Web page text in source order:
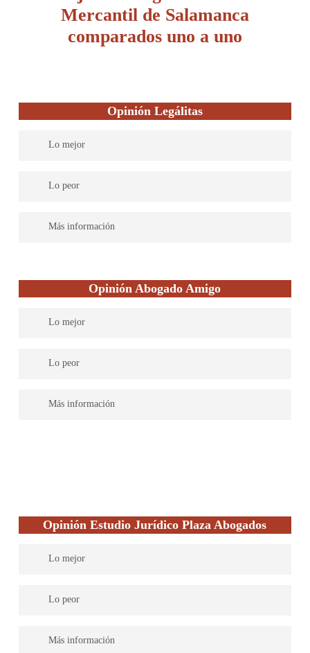
Mercantil de Salamanca
comparados uno a uno
Opinión Legálitas
Lo mejor
Derecho para dar una asistencia legal completa. Su servicio es
Lo peor
Más información
una manera sencilla, accesible y eficaz; utilizando tecnología
calidad, omnicanal, en tiempo real, en cualquier momento y
de consultas cada año, a través de más de 800 abogados y una
Opinión Abogado Amigo
Lo mejor
Lo peor
Más información
administrativo, penal y civil. En su sitio web proveen suficiente
Opinión Estudio Jurídico Plaza Abogados
Lo mejor
Lo peor
Más información